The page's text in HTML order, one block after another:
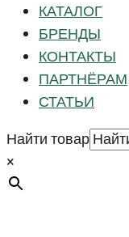
КАТАЛОГ
БРЕНДЫ
КОНТАКТЫ
ПАРТНЁРАМ
СТАТЬИ
Найти товар
×